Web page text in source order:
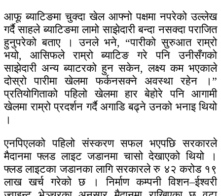
आफू ब्याटिङमा चुक्दा खेल आफ्नो पक्षमा नपरेको उल्लेख
गर्दै साहले ब्याटिङमा लामो साझेदारी बन्दा नसक्दा पराजित
हुनुपरेको बताए । उनले भने, “पारीको सुरुआत राम्रो
भयो, आसिफले राम्रो ब्याटिङ गरे पनि उनीसँगको
साझेदारी अन्य ब्याटरको हुन सकेन, लक्ष्य कम भएकाले
दोस्रो पारीमा खेलमा फर्कनसक्ने अवस्था रहेन ।”
प्रतियोगिताको पहिलो खेलमा हार बेहोरे पनि आगामी
खेलमा राम्रो प्रदर्शन गर्दै अगाडि बढ्ने उनको भनाइ थियो
।
एनपिएलको पहिलो संस्करण सफल भएपछि सरकारले
मैदानमा फ्लड लाइट जडानमा चासो देखाएको थियो ।
फ्लड लाइटका जडानका लागि सरकारले रु ४२ करोड १९
लाख खर्च गरेको छ । निर्माण कम्पनी विशन–ईश्वरी